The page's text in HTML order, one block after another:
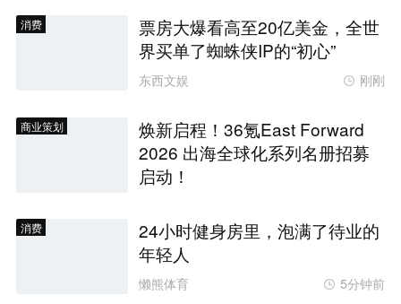
消费
票房大爆看高至20亿美金，全世
界买单了蜘蛛侠IP的“初心”
东西文娱 刚刚
商业策划
焕新启程！36氪East Forward
2026 出海全球化系列名册招募
启动！
消费
24小时健身房里，泡满了待业的
年轻人
懒熊体育 5分钟前